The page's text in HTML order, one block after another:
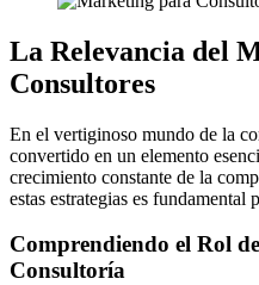
La Relevancia del
Consultores
En el vertiginoso mundo de la
convertido en un elemento
crecimiento constante de la
estas estrategias es fundamental
Comprendiendo el Rol
Consultoría